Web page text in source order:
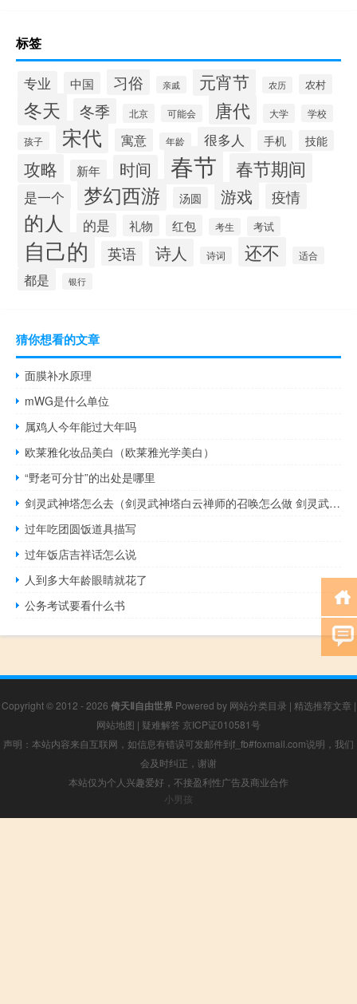
标签
专业 中国 习俗 亲戚 元宵节 农历 农村
冬天 冬季 北京 可能会 唐代 大学 学校
孩子 宋代 寓意 年龄 很多人 手机 技能
攻略 新年 时间 春节 春节期间
是一个 梦幻西游 汤圆 游戏 疫情
的人 的是 礼物 红包 考生 考试
自己的 英语 诗人 诗词 还不 适合
都是 银行
猜你想看的文章
面膜补水原理
mWG是什么单位
属鸡人今年能过大年吗
欧莱雅化妆品美白（欧莱雅光学美白）
“野老可分甘”的出处是哪里
剑灵武神塔怎么去（剑灵武神塔白云禅师的召唤怎么做 剑灵武神塔青儿/红儿位置 剑灵武神塔传送点位置）
过年吃团圆饭道具描写
过年饭店吉祥话怎么说
人到多大年龄眼睛就花了
公务考试要看什么书
Copyright © 2012 - 2026 倚天Ⅱ自由世界Powered by 网站分类目录 | 精选推荐文章 |
网站地图 | 疑难解答 京ICP证010581号
声明：本站内容来自互联网，如信息有错误可发邮件到f_fb#foxmail.com说明，我们
会及时纠正，谢谢
本站仅为个人兴趣爱好，不接盈利性广告及商业合作
小男孩